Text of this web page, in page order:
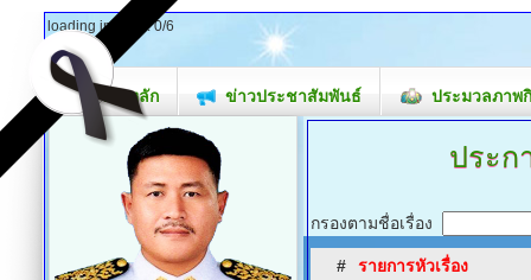
loading images: 0/6
หน้าหลัก ข่าวประชาสัมพันธ์ ประมวลภาพ
ประก
กรองตามชื่อเรื่อง
# รายการหัวเรื่อง